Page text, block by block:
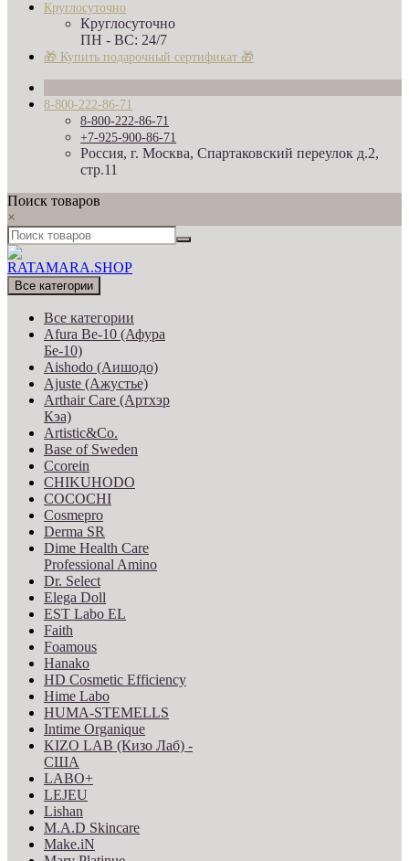
Круглосуточно
Круглосуточно
ПН - ВС: 24/7
🎁 Купить подарочный сертификат 🎁
8-800-222-86-71
8-800-222-86-71
+7-925-900-86-71
Россия, г. Москва, Спартаковский переулок д.2,
стр.11
Поиск товаров
×
Все категории
Все категории
Afura Be-10 (Афура
Бе-10)
Aishodo (Аишодо)
Ajuste (Ажустье)
Arthair Care (Артхэр
Кэа)
Artistic&Co.
Base of Sweden
Ccorein
CHIKUHODO
COCOCHI
Cosmepro
Derma SR
Dime Health Care
Professional Amino
Dr. Select
Elega Doll
EST Labo EL
Faith
Foamous
Hanako
HD Cosmetic Efficiency
Hime Labo
HUMA-STEMELLS
Intime Organique
KIZO LAB (Кизо Лаб) -
США
LABO+
LEJEU
Lishan
M.A.D Skincare
Make.iN